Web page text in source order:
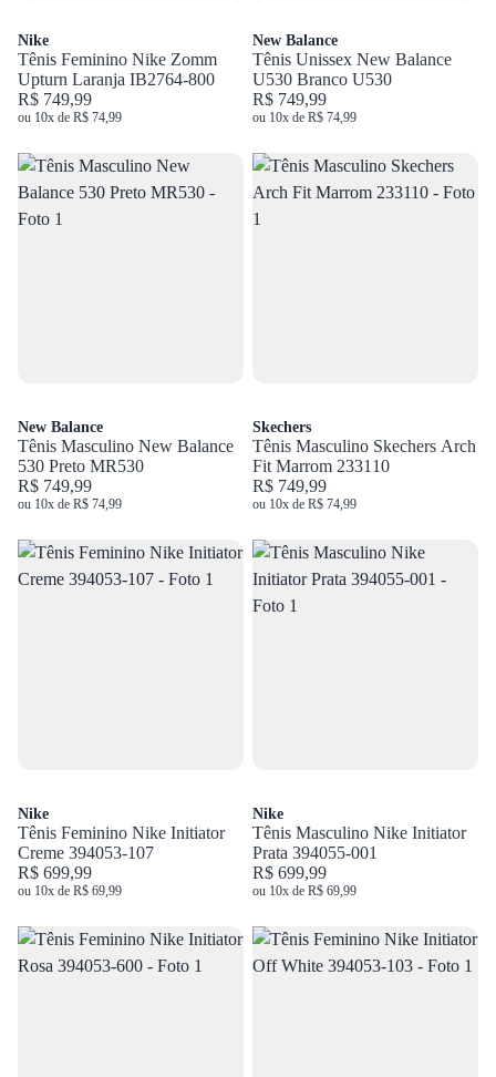
Nike
Tênis Feminino Nike Zomm
Upturn Laranja IB2764-800
R$ 749,99
ou 10x de R$ 74,99
New Balance
Tênis Unissex New Balance
U530 Branco U530
R$ 749,99
ou 10x de R$ 74,99
New Balance
Tênis Masculino New Balance
530 Preto MR530
R$ 749,99
ou 10x de R$ 74,99
Skechers
Tênis Masculino Skechers Arch
Fit Marrom 233110
R$ 749,99
ou 10x de R$ 74,99
Nike
Tênis Feminino Nike Initiator
Creme 394053-107
R$ 699,99
ou 10x de R$ 69,99
Nike
Tênis Masculino Nike Initiator
Prata 394055-001
R$ 699,99
ou 10x de R$ 69,99